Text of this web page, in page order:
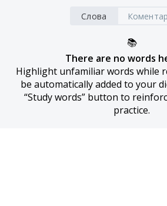
Слова
📚
There are no words
Highlight unfamiliar words while
be automatically added to your
“Study words” button to
practice.